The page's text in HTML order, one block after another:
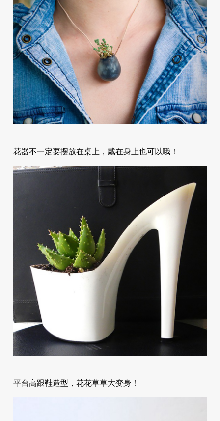
花器不一定要摆放在桌上，戴在身上也可以哦！
平台高跟鞋造型，花花草草大变身！